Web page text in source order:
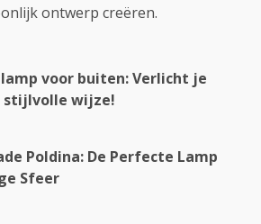
ontwerp creëren.
voor buiten: Verlicht je
wijze!
Poldina: De Perfecte Lamp
Sfeer